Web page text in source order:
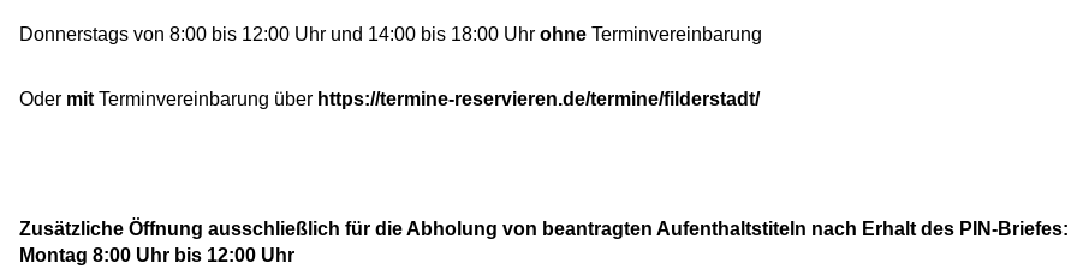
Donnerstags von 8:00 bis 12:00 Uhr und 14:00 bis 18:00 Uhr ohne Terminvereinbarung
Oder mit Terminvereinbarung über https://termine-reservieren.de/termine/filderstadt/
Zusätzliche Öffnung ausschließlich für die Abholung von beantragten Aufenthaltstiteln nach Erhalt des PIN-Briefes:
Montag 8:00 Uhr bis 12:00 Uhr